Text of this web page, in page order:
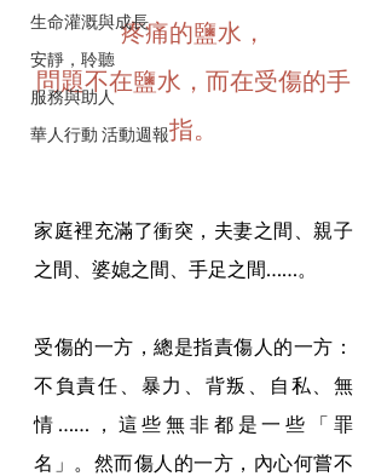
生命灌溉與成長
安靜，聆聽
服務與助人
華人行動 活動週報
疼痛的鹽水，
問題不在鹽水，而在受傷的手
指。
家庭裡充滿了衝突，夫妻之間、親子
之間、婆媳之間、手足之間……。
受傷的一方，總是指責傷人的一方：
不負責任、暴力、背叛、自私、無
情……，這些無非都是一些「罪
名」。然而傷人的一方，內心何嘗不